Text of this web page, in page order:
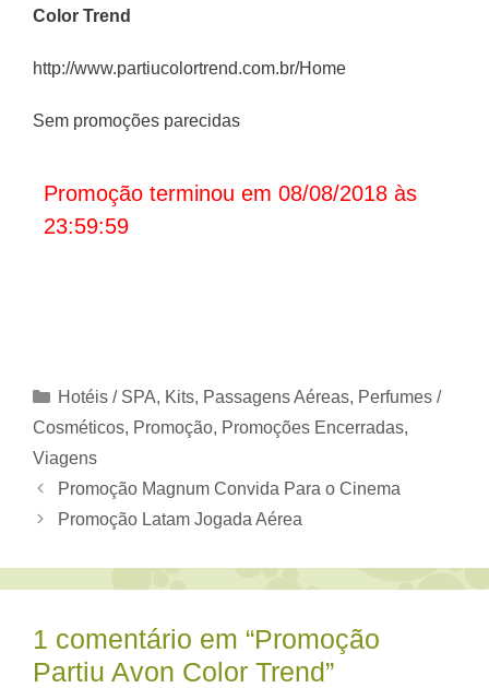
Color Trend
http://www.partiucolortrend.com.br/Home
Sem promoções parecidas
Promoção terminou em 08/08/2018 às
23:59:59
Categorias
Hotéis / SPA, Kits, Passagens Aéreas, Perfumes /
Cosméticos, Promoção, Promoções Encerradas,
Viagens
Promoção Magnum Convida Para o Cinema
Promoção Latam Jogada Aérea
1 comentário em “Promoção
Partiu Avon Color Trend”